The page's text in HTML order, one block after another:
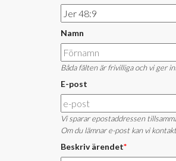
Namn
Båda fälten är frivilliga och vi ger
E-post
Vi sparar epostaddressen
Om du lämnar e-post kan vi
Beskriv ärendet*